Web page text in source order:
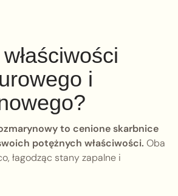
i
to cenione skarbnice
potężnych właściwości. Oba
łagodząc stany zapalne i